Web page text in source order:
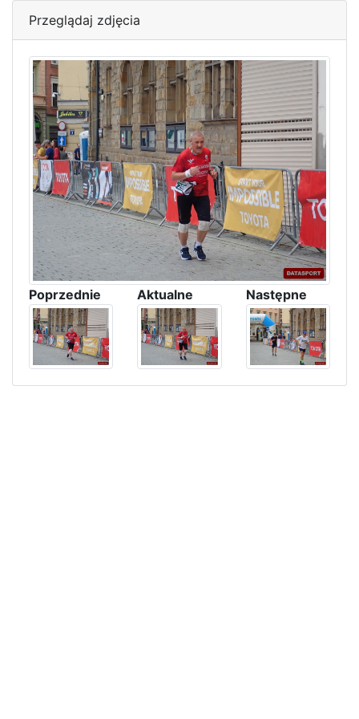
Przeglądaj zdjęcia
Poprzednie Aktualne Następne